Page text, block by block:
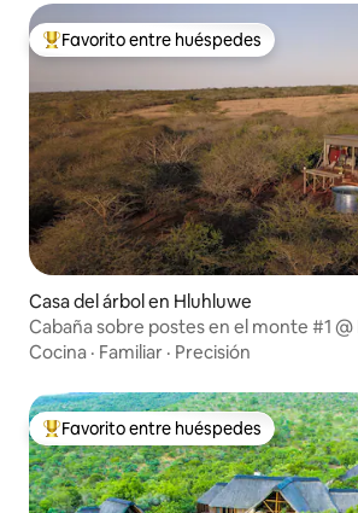
De los mejores en Favorito entre
Favorito entre huéspedes
Casa del árbol en Hluhluwe
Cabaña sobre postes en el monte #1
Zululand
Cocina · Familiar · Precisión
De los mejores en Favorito entre
Favorito entre huéspedes